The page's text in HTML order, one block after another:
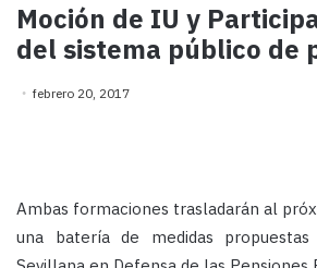
Moción de IU y
del sistema público de
febrero 20, 2017
Ambas formaciones trasladarán al
una batería de medidas